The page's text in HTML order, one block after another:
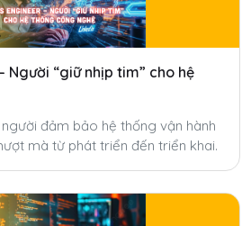
Người “giữ nhịp tim” cho hệ
đảm bảo hệ thống vận hành
mà từ phát triển đến triển khai.